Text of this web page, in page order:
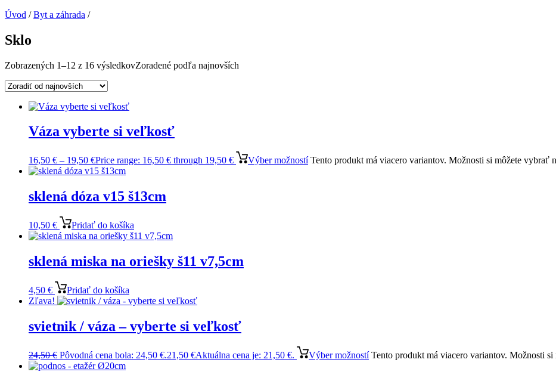
Úvod /Byt a záhrada /
Sklo
Zobrazených 1–12 z 16 výsledkovZoradené podľa najnovších
Váza vyberte si veľkosť
16,50 € – 19,50 €Price range: 16,50 € through 19,50 € Výber možností Tento produkt má viacero variantov. Možnosti si môžete vybrať
sklená dóza v15 š13cm
10,50 € Pridať do košíka
sklená miska na oriešky š11 v7,5cm
4,50 €
Pridať do košíka
Zľava!
svietnik / váza – vyberte si veľkosť
24,50€ Pôvodná cena bola: 24,50 €.21,50 €Aktuálna cena je: 21,50 €. Výber možností Tento produkt má viacero variantov. Možnosti